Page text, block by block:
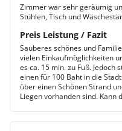
Zimmer war sehr geräumig
Stühlen, Tisch und
Preis Leistung / Fazit
Sauberes schönes und
vielen Einkaufmöglichkeiten
es ca. 15 min. zu Fuß. Jedoch
einen für 100 Baht in die
über einen Schönen Strand
Liegen vorhanden sind.